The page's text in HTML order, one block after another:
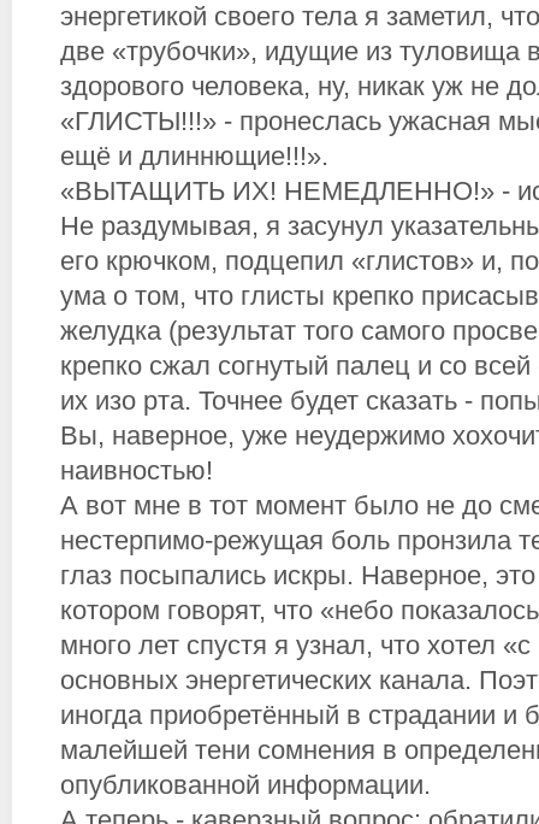
энергетикой своего тела я заметил,
две «трубочки», идущие из туловища
здорового человека, ну, никак уж не
«ГЛИСТЫ!!!» - пронеслась ужасная
ещё и длиннющие!!!».
«ВЫТАЩИТЬ ИХ! НЕМЕДЛЕННО!» -
Не раздумывая, я засунул
его крючком, подцепил «глистов» и,
ума о том, что глисты крепко
желудка (результат того самого
крепко сжал согнутый палец и со
их изо рта. Точнее будет сказать -
Вы, наверное, уже неудержимо
наивностью!
А вот мне в тот момент было не до
нестерпимо-режущая боль пронзила
глаз посыпались искры. Наверное,
котором говорят, что «небо
много лет спустя я узнал, что хотел
основных энергетических канала.
иногда приобретённый в страдании и
малейшей тени сомнения в
опубликованной информации.